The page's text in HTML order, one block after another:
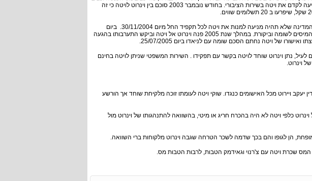
שירות המדינה וביקש פסק דין הצהרתי לפיו אין מניעה לקדם את ויטה בשירות הציבורי. בחודש נובמבר 2003 סוכם בין וינרוט לויטה כי זה
בעקבות הטיפול של וינרוט הושג הסכם פשרה עם המדינה שלא תהיה מניעה למנות את ויטה לכל תקפיד החל מיום 30/11/2004. ביום
01/9/2004 התמנה ויטה לתפקיד סגן מנהל רשות המיסים לשומה וביקורת. במהלך שנת 2005 פנה וינרוט אל ויטה וביקש התערבותו בהגעה
של ויטה נחתם הסכם שומה עם לניאדו ביום 25/07/2005.
נתן וינרוט שוחד לויטה בקשר עם תפקידו . השירות המשפטי שניתן לויטה בחינם
וינרוט.
את עורך דין יעקב ויירוט מכל האישומים כנגדו. שוקי ויטה לעומתו זוכה מלקיחת שוחד אך הורשע
כלפי ויטה לא היה בהכרח חריג או מיטי, בהשוואה להתנהגותו של וינרוט מול
הן לגופו והם בכך שדמה לשכר הטרחה שגבה וינרוט מלקוחות ברי השוואה.
שכרת ויטה עם צ'רנוי וגאידמק הטבות, לרבות הטבות מס.